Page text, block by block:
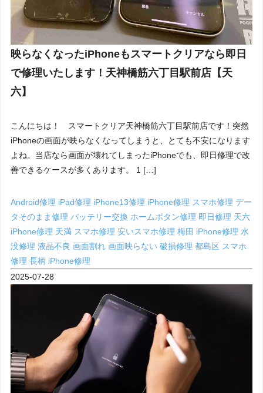
映らなくなったiPhoneもスマートクリアなら即日
で修理いたします！天神橋筋六丁目駅前店【天
六】
こんにちは！ スマートクリア天神橋筋六丁目駅前店です！突然
iPhoneの画面が映らなくなってしまうと、とても不安になります
よね。当店なら画面が壊れてしまったiPhoneでも、即日修理で改
善できるケースが多くあります。 1 […]
Android修理 iPad修理 iPhone13修理 iPhone修理 スマホ修理デー
タそのまま修理バッテリー交換 ホームボタン修理 即日修理 天六
iPhone修理 天満 スマホ修理安いスマホ修理梅田 iPhone修理 水
没修理液晶不良画面割れ画面映らない破損修理都島区 スマホ
修理長柄 iPhone修理
2025-07-28